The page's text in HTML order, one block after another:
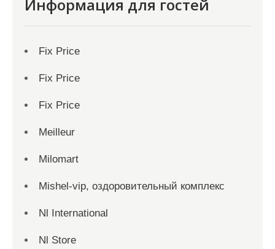
Информация для гостей
Fix Price
Fix Price
Fix Price
Meilleur
Milomart
Mishel-vip, оздоровительный комплекс
Nl International
Nl Store